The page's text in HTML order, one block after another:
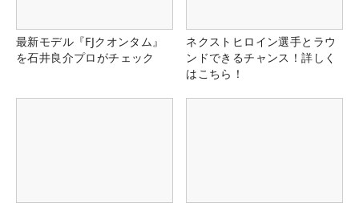
最新モデル『FJクオンタム』
を石井良介プロがチェック
ネクストヒロイン選手とラウ
ンドできるチャンス！詳しく
はこちら！